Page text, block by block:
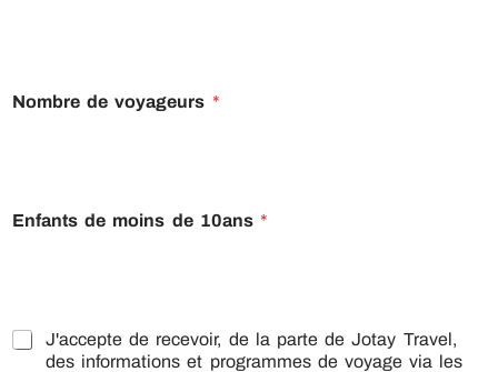
Nombre de voyageurs *
Enfants de moins de 10ans *
*A
J'accepte de recevoir, de la parte de Jotay Travel,
des informations et programmes de voyage via les